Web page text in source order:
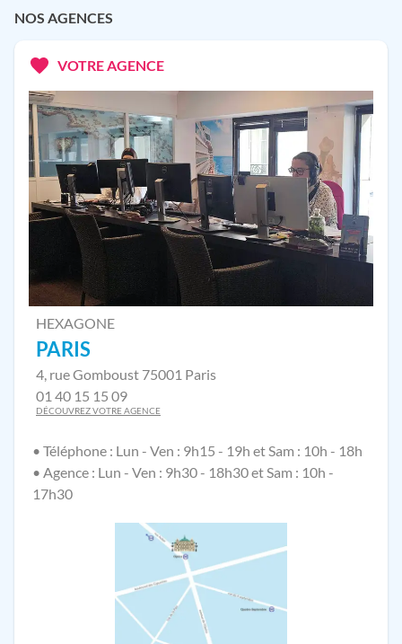
NOS AGENCES
VOTRE AGENCE
HEXAGONE
PARIS
4, rue Gomboust 75001 Paris
01 40 15 15 09
DÉCOUVREZ VOTRE AGENCE
• Téléphone : Lun - Ven : 9h15 - 19h et Sam : 10h - 18h
• Agence : Lun - Ven : 9h30 - 18h30 et Sam : 10h -
17h30